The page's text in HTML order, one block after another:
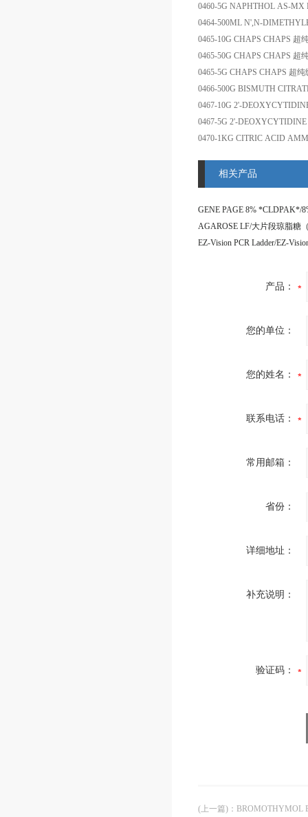
0460-5G NAPHTHOL AS-MX
0464-500ML N',N-
0465-10G CHAPS CHAPS 超
0465-50G CHAPS CHAPS 超
0465-5G CHAPS CHAPS 超纯
0466-500G BISMUTH
0467-10G 2'-
0467-5G 2'-
0470-1KG CITRIC ACID
相关产品
产品：
您的单位：
您的姓名：
联系电话：
常用邮箱：
省份：
详细地址：
补充说明：
验证码：
(上一篇) ： BROMOTHYMOL